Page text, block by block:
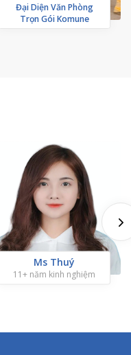
Đại Diện Văn Phòng
Trọn Gói Komune
Ms Thuý
11+ năm kinh nghiệm